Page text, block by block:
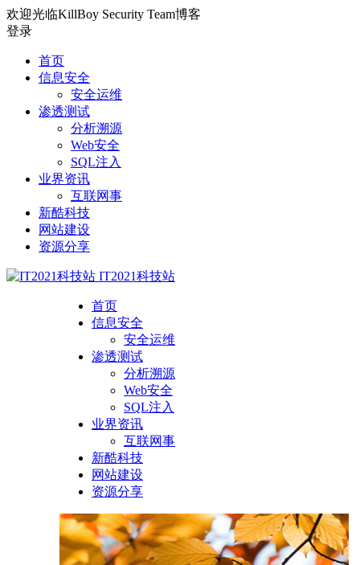
欢迎光临KillBoy Security Team博客
登录
首页
信息安全
安全运维
渗透测试
分析溯源
Web安全
SQL注入
业界资讯
互联网事
新酷科技
网站建设
资源分享
IT2021科技站
首页
信息安全
安全运维
渗透测试
分析溯源
Web安全
SQL注入
业界资讯
互联网事
新酷科技
网站建设
资源分享